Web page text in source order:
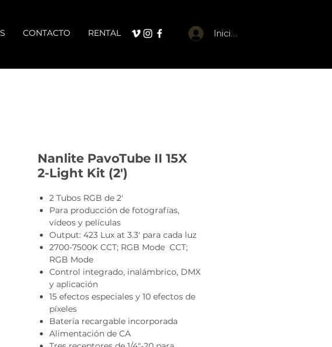
CONTACTO RENTAL Iniciar sesión
Nanlite PavoTube II 15X
2-Light Kit (2')
2 Tubos RGB de 2'
Para producción de fotografías,
vídeos y películas
Output: 423 Lux at 3.3' para cada luz
2700-7500K CCT; RGB Mode CCT;
RGB Mode
Control integrado, inalámbrico, DMX
y aplicación
15 efectos especiales y 10 efectos de
píxeles
Batería recargable incorporada
Alimentación de CA